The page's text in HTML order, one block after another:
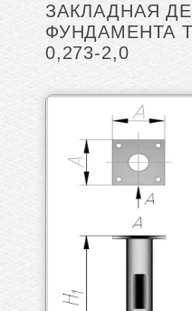
ЗАКЛАДНАЯ
ФУНДАМЕНТА
0,273-2,0